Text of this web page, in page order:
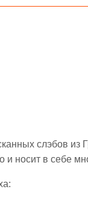
слэбов из
и носит в себе